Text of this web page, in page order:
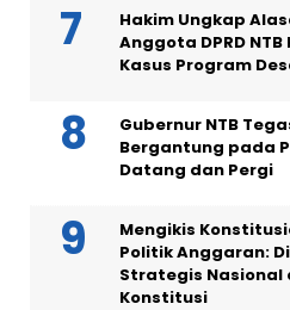
Hakim Ungkap
Anggota DPRD
Kasus Program
Gubernur NTB
Bergantung pada
Datang dan Pergi
Mengikis
Politik Anggaran:
Strategis Nasional
Konstitusi